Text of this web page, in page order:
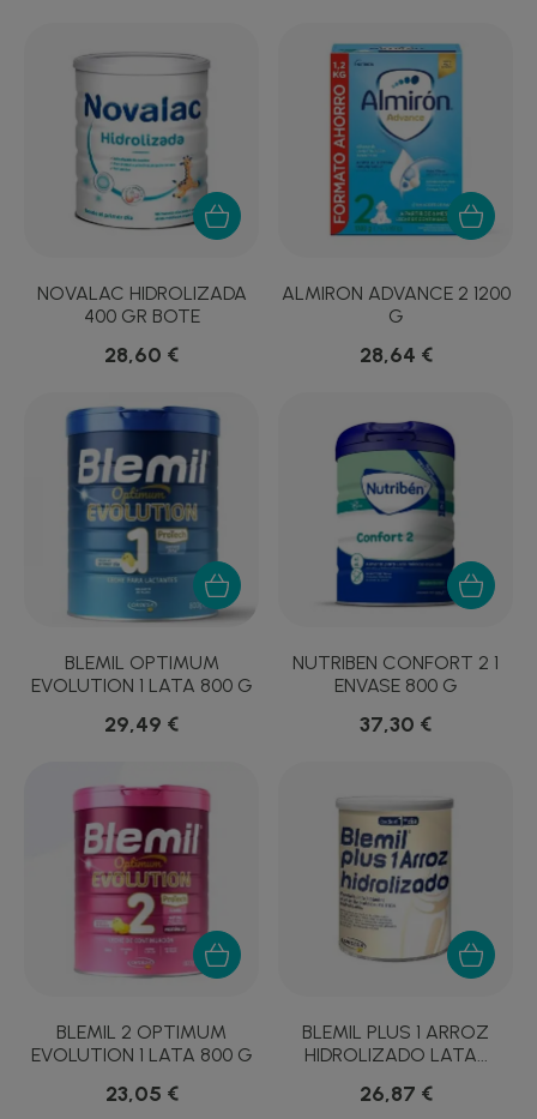
NOVALAC HIDROLIZADA
400 GR BOTE
28,60 €
ALMIRON ADVANCE 2 1200
G
28,64 €
BLEMIL OPTIMUM
EVOLUTION 1 LATA 800 G
29,49 €
NUTRIBEN CONFORT 2 1
ENVASE 800 G
37,30 €
BLEMIL 2 OPTIMUM
EVOLUTION 1 LATA 800 G
23,05 €
BLEMIL PLUS 1 ARROZ
HIDROLIZADO LATA...
26,87 €